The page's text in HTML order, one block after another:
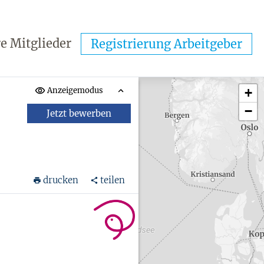
Mitglieder Registrierung Arbeitgeber
Anzeigemodus
Jetzt bewerben
drucken teilen
+
−